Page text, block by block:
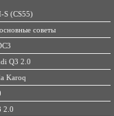
S (CS55)
советы
Q3 2.0
Karoq
2.0